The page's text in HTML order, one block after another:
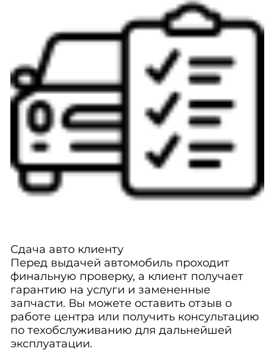
Сдача авто клиенту
Перед выдачей автомобиль проходит
финальную проверку, а клиент получает
гарантию на услуги и замененные
запчасти. Вы можете оставить отзыв о
работе центра или получить консультацию
по техобслуживанию для дальнейшей
эксплуатации.